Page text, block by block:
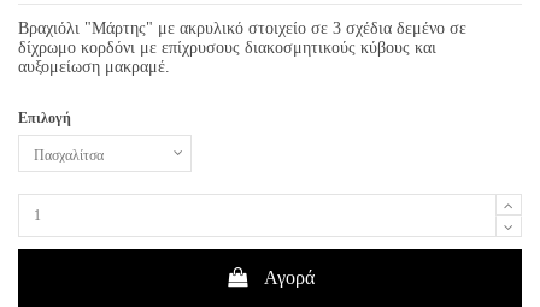
Βραχιόλι "Μάρτης" με ακρυλικό στοιχείο σε 3 σχέδια δεμένο σε
δίχρωμο κορδόνι με επίχρυσους διακοσμητικούς κύβους και
αυξομείωση μακραμέ.
Επιλογή
Αγορά